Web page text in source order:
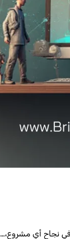
في نجاح أي مشروع،…